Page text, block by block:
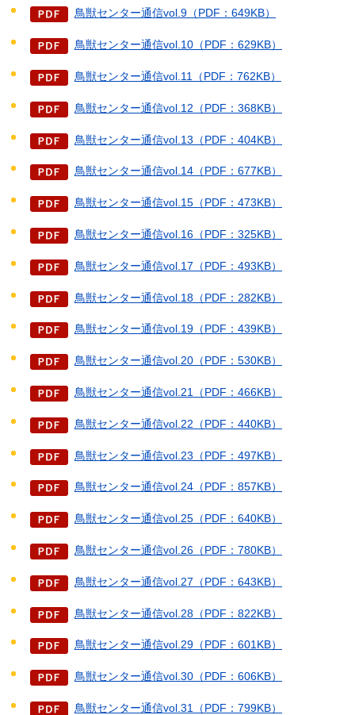
鳥獣センター通信vol.9（PDF：649KB）
鳥獣センター通信vol.10（PDF：629KB）
鳥獣センター通信vol.11（PDF：762KB）
鳥獣センター通信vol.12（PDF：368KB）
鳥獣センター通信vol.13（PDF：404KB）
鳥獣センター通信vol.14（PDF：677KB）
鳥獣センター通信vol.15（PDF：473KB）
鳥獣センター通信vol.16（PDF：325KB）
鳥獣センター通信vol.17（PDF：493KB）
鳥獣センター通信vol.18（PDF：282KB）
鳥獣センター通信vol.19（PDF：439KB）
鳥獣センター通信vol.20（PDF：530KB）
鳥獣センター通信vol.21（PDF：466KB）
鳥獣センター通信vol.22（PDF：440KB）
鳥獣センター通信vol.23（PDF：497KB）
鳥獣センター通信vol.24（PDF：857KB）
鳥獣センター通信vol.25（PDF：640KB）
鳥獣センター通信vol.26（PDF：780KB）
鳥獣センター通信vol.27（PDF：643KB）
鳥獣センター通信vol.28（PDF：822KB）
鳥獣センター通信vol.29（PDF：601KB）
鳥獣センター通信vol.30（PDF：606KB）
鳥獣センター通信vol.31（PDF：799KB）